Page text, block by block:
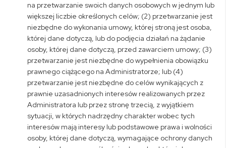
na przetwarzanie swoich danych osobowych w jednym lub
większej liczbie określonych celów; (2) przetwarzanie jest
niezbędne do wykonania umowy, której stroną jest osoba,
której dane dotyczą, lub do podjęcia działań na żądanie
osoby, której dane dotyczą, przed zawarciem umowy; (3)
przetwarzanie jest niezbędne do wypełnienia obowiązku
prawnego ciążącego na Administratorze; lub (4)
przetwarzanie jest niezbędne do celów wynikających z
prawnie uzasadnionych interesów realizowanych przez
Administratora lub przez stronę trzecią, z wyjątkiem
sytuacji, w których nadrzędny charakter wobec tych
interesów mają interesy lub podstawowe prawa i wolności
osoby, której dane dotyczą, wymagające ochrony danych